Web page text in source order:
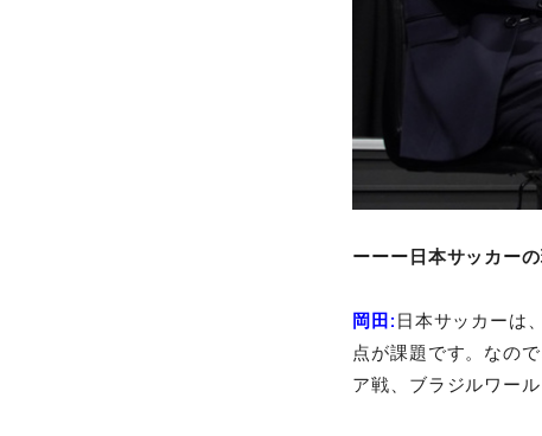
ーーー日本サッカー
岡田: 日本サッカーは
点が課題です。なの
ア戦、ブラジルワー